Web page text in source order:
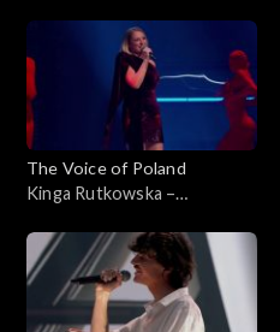
22 listopada 2025
The Voice of Poland
Kinga Rutkowska –
Poland”, Live 3, 22 listopada
2025